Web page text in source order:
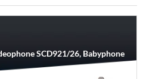
SCD921/26, Babyphone